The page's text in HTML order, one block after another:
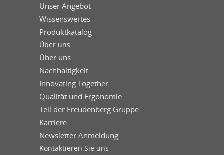
Unser Angebot
Wissenswertes
Produktkatalog
Über uns
Über uns
Nachhaltigkeit
Innovating Together
Qualität und Ergonomie
Teil der Freudenberg Gruppe
Karriere
Newsletter Anmeldung
Kontaktieren Sie uns